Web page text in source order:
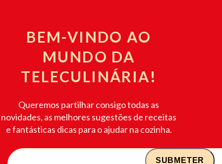
BEM-VINDO AO
MUNDO DA
TELECULINÁRIA!
Queremos partilhar consigo todas as
novidades, as melhores sugestões de receitas
e fantásticas dicas para o ajudar na cozinha.